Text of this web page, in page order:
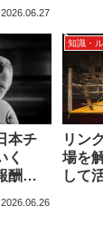
2026.06.27
本チ
く
酬事
2026.06.26
知識・
リン
場を
して